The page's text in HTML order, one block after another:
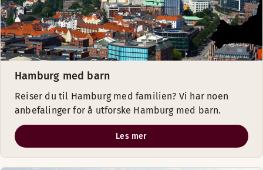
Hamburg med barn
Reiser du til Hamburg med familien? Vi har noen
anbefalinger for å utforske Hamburg med barn.
Les mer